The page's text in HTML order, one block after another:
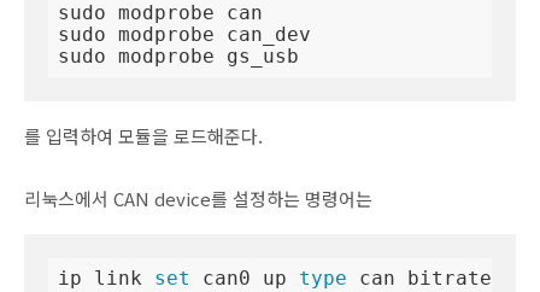
sudo modprobe can
sudo modprobe can_dev
sudo modprobe gs_usb
를 입력하여 모듈을 로드해준다.
리눅스에서 CAN device를 설정하는 명령어는
ip link set can0 up type can bitrate